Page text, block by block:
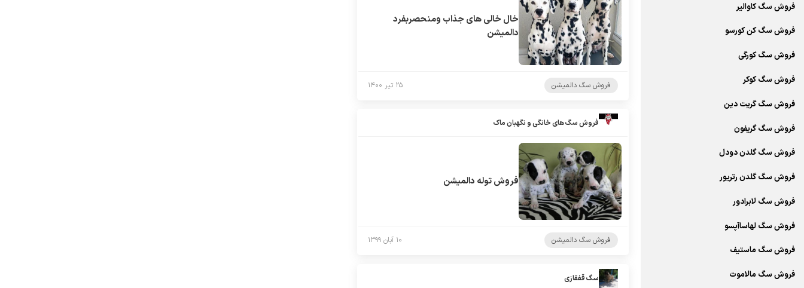
فروش سگ کاوالیر
فروش سگ کن کورسو
فروش سگ کورگی
فروش سگ کوکر
فروش سگ گریت دین
فروش سگ گریفون
فروش سگ گلدن دودل
فروش سگ گلدن رتریور
فروش سگ لابرادور
فروش سگ لهاساآپسو
فروش سگ ماستیف
فروش سگ مالاموت
خال خالی های جذاب ومنحصربفرد
دالمیشن
فروش سگ دالمیشن ۲۵ تیر ۱۴۰۰
فروش سگ های خانگی و نگهبان ماک
فروش توله دالميشن
فروش سگ دالمیشن ۱۰ آبان ۱۳۹۹
سگ قفقازی